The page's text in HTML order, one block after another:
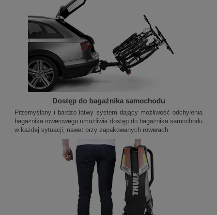
Dostęp do bagażnika samochodu
Przemyślany i bardzo łatwy system dający możliwość odchylenia
bagażnika rowerowego umożliwia dostęp do bagażnika samochodu
w każdej sytuacji, nawet przy zapakowanych rowerach.